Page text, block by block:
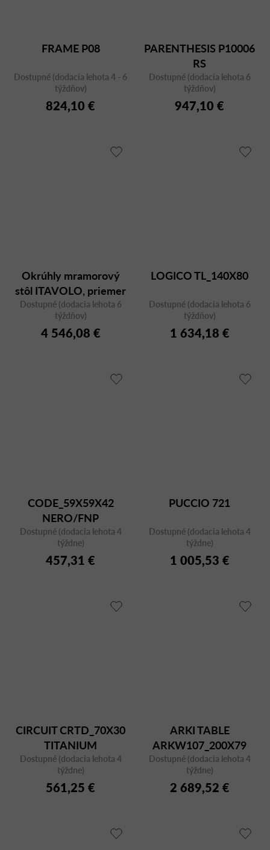
FRAME P08
Dostupné (dodacia lehota 4 - 6
týždňov)
824,10 €
PARENTHESIS P10006
RS
Dostupné (dodacia lehota 6
týždňov)
947,10 €
Okrúhly mramorový
stôl ITAVOLO, priemer
140 cm
Dostupné (dodacia lehota 6
týždňov)
4 546,08 €
LOGICO TL_140X80
Dostupné (dodacia lehota 6
týždňov)
1 634,18 €
CODE_59X59X42
NERO/FNP
Dostupné (dodacia lehota 4
týždne)
457,31 €
PUCCIO 721
Dostupné (dodacia lehota 4
týždne)
1 005,53 €
CIRCUIT CRTD_70X30
TITANIUM
Dostupné (dodacia lehota 4
týždne)
561,25 €
ARKI TABLE
ARKW107_200X79
Dostupné (dodacia lehota 4
týždne)
2 689,52 €